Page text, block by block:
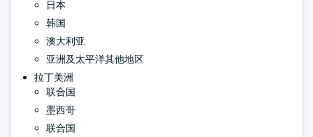
日本
韩国
澳大利亚
亚洲及太平洋其他地区
拉丁美洲
联合国
墨西哥
联合国